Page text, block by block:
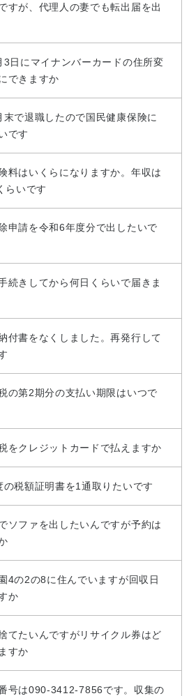
すが、代理人の妻でも転出届を出
3日にマイナンバーカードの住所変
できますか
末で退職したので国民健康保険に
です
料はいくらになりますか。年収は
らいです
申請を令和6年度分で出したいで
続きしてから何日くらいで届きま
付書をなくしました。再発行して
の第2期分の支払い期限はいつで
をクレジットカードで払えますか
の税額証明書を1通取りたいです
ソファを出したいんですが予約は
4の2の8に住んでいますが回収日
か
てたいんですがリサイクル券はど
すか
号は090-3412-7856です。収集の